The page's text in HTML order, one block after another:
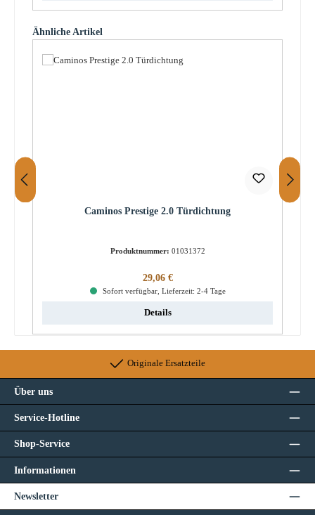
Produktgalerie überspringen
Ähnliche Artikel
Caminos Prestige 2.0 Türdichtung
Produktnummer: 01031372
Regulärer Preis:
29,06 €
Sofort verfügbar, Lieferzeit: 2-4 Tage
Details
Originale Ersatzteile
Über uns
Service-Hotline
Shop-Service
Informationen
Newsletter